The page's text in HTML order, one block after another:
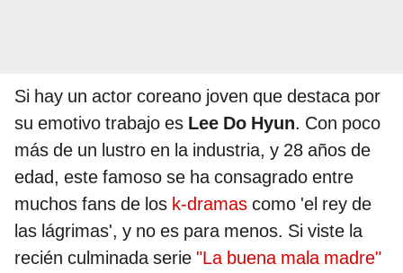
Si hay un actor coreano joven que destaca por
su emotivo trabajo es Lee Do Hyun. Con poco
más de un lustro en la industria, y 28 años de
edad, este famoso se ha consagrado entre
muchos fans de los k-dramas como 'el rey de
las lágrimas', y no es para menos. Si viste la
recién culminada serie "La buena mala madre"